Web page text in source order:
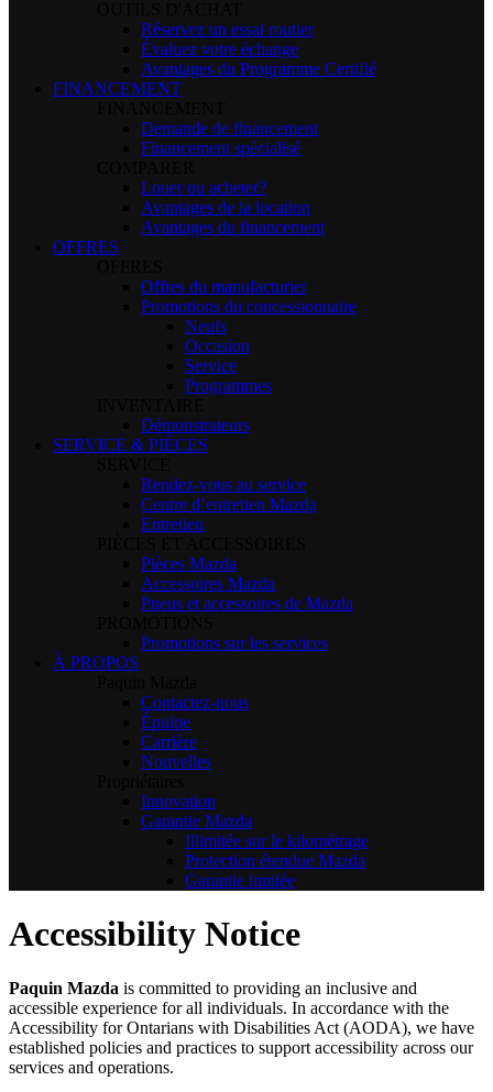
Réservez un essai routier
Évaluez votre échange
Avantages du Programme Certifié
FINANCEMENT
Demande de financement
Financement spécialisé
Louer ou acheter?
Avantages de la location
Avantages du financement
OFFRES
Offres du manufacturier
Promotions du concessionnaire
Neufs
Occasion
Service
Programmes
Démonstrateurs
SERVICE & PIÈCES
Rendez-vous au service
Centre d’entretien Mazda
Entretien
Pièces Mazda
Accessoires Mazda
Pneus et accessoires de Mazda
Promotions sur les services
À PROPOS
Contactez-nous
Équipe
Carrière
Nouvelles
Innovation
Garantie Mazda
Illimitée sur le kilométrage
Protection étendue Mazda
Garantie limitée
Accessibility Notice
Paquin Mazda is committed to providing an inclusive and
accessible experience for all individuals. In accordance with the
Accessibility for Ontarians with Disabilities Act (AODA), we have
established policies and practices to support accessibility across our
services and operations.